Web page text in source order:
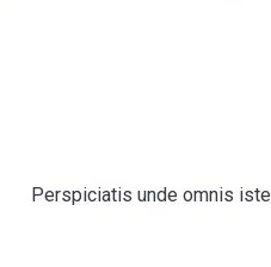
Perspiciatis unde omnis